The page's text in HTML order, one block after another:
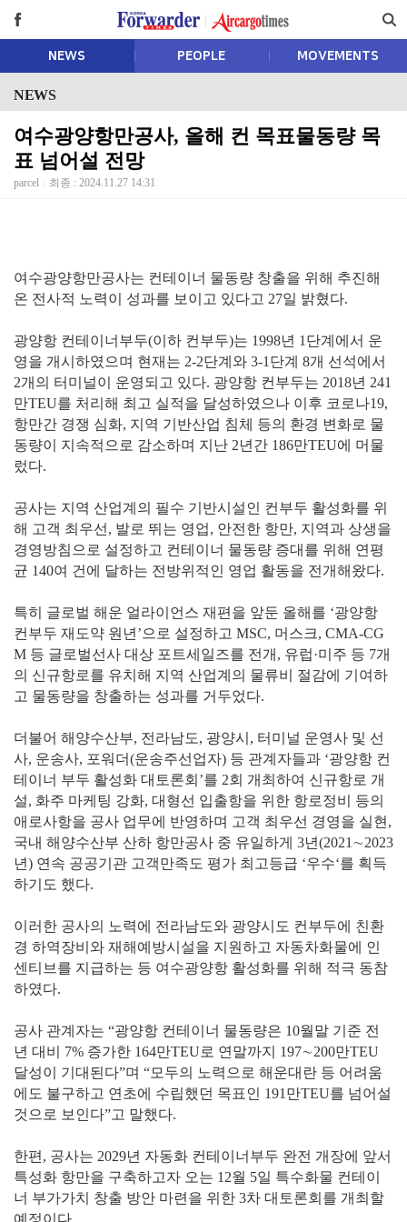
NEWS PEOPLE MOVEMENTS
NEWS
여수광양항만공사, 올해 컨 목표물동량 목
표 넘어설 전망
parcel 최종 : 2024.11.27 14:31
여수광양항만공사는 컨테이너 물동량 창출을 위해 추진해
온 전사적 노력이 성과를 보이고 있다고 27일 밝혔다.
광양항 컨테이너부두(이하 컨부두)는 1998년 1단계에서 운
영을 개시하였으며 현재는 2-2단계와 3-1단계 8개 선석에서
2개의 터미널이 운영되고 있다. 광양항 컨부두는 2018년 241
만TEU를 처리해 최고 실적을 달성하였으나 이후 코로나19,
항만간 경쟁 심화, 지역 기반산업 침체 등의 환경 변화로 물
동량이 지속적으로 감소하며 지난 2년간 186만TEU에 머물
렀다.
공사는 지역 산업계의 필수 기반시설인 컨부두 활성화를 위
해 고객 최우선, 발로 뛰는 영업, 안전한 항만, 지역과 상생을
경영방침으로 설정하고 컨테이너 물동량 증대를 위해 연평
균 140여 건에 달하는 전방위적인 영업 활동을 전개해왔다.
특히 글로벌 해운 얼라이언스 재편을 앞둔 올해를 ‘광양항
컨부두 재도약 원년’으로 설정하고 MSC, 머스크, CMA-CG
M 등 글로벌선사 대상 포트세일즈를 전개, 유럽·미주 등 7개
의 신규항로를 유치해 지역 산업계의 물류비 절감에 기여하
고 물동량을 창출하는 성과를 거두었다.
더불어 해양수산부, 전라남도, 광양시, 터미널 운영사 및 선
사, 운송사, 포워더(운송주선업자) 등 관계자들과 ‘광양항 컨
테이너 부두 활성화 대토론회’를 2회 개최하여 신규항로 개
설, 화주 마케팅 강화, 대형선 입출항을 위한 항로정비 등의
애로사항을 공사 업무에 반영하며 고객 최우선 경영을 실현,
국내 해양수산부 산하 항만공사 중 유일하게 3년(2021∼2023
년) 연속 공공기관 고객만족도 평가 최고등급 ‘우수‘를 획득
하기도 했다.
이러한 공사의 노력에 전라남도와 광양시도 컨부두에 친환
경 하역장비와 재해예방시설을 지원하고 자동차화물에 인
센티브를 지급하는 등 여수광양항 활성화를 위해 적극 동참
하였다.
공사 관계자는 “광양항 컨테이너 물동량은 10월말 기준 전
년 대비 7% 증가한 164만TEU로 연말까지 197∼200만TEU
달성이 기대된다”며 “모두의 노력으로 해운대란 등 어려움
에도 불구하고 연초에 수립했던 목표인 191만TEU를 넘어설
것으로 보인다”고 말했다.
한편, 공사는 2029년 자동화 컨테이너부두 완전 개장에 앞서
특성화 항만을 구축하고자 오는 12월 5일 특수화물 컨테이
너 부가가치 창출 방안 마련을 위한 3차 대토론회를 개최할
예정이다.